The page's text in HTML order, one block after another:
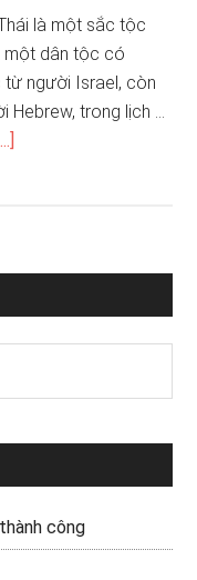
là một sắc tộc
một dân tộc có
từ người Israel, còn
Hebrew, trong lịch …
công